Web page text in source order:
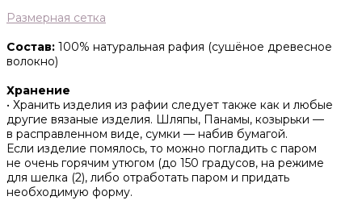
Размерная сетка
Состав: 100% натуральная рафия (сушёное древесное
волокно)
Хранение
• Хранить изделия из рафии следует также как и любые
другие вязаные изделия. Шляпы, Панамы, козырьки —
в расправленном виде, сумки — набив бумагой.
Если изделие помялось, то можно погладить с паром
не очень горячим утюгом (до 150 градусов, на режиме
для шелка (2), либо отработать паром и придать
необходимую форму.